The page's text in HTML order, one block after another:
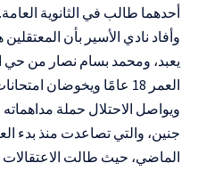
أحدهما طالب في الثانوية العامة.
وأفاد نادي الأسير بأن
يعبد، ومحمد بسام نصار من حي
العمر 18 عامًا ويخوضان امتحانات الثانوية العامة لهذا العام.
ويواصل الاحتلال حملة مداهماته
الماضي، حيث طالت